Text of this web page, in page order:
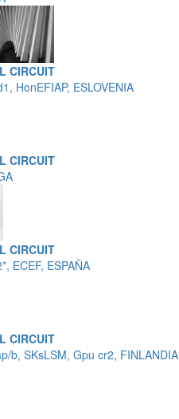
CIRCUIT
HonEFIAP, ESLOVENIA
CIRCUIT
CIRCUIT
ECEF, ESPAÑA
CIRCUIT
b, SKsLSM, Gpu cr2, FINLANDIA